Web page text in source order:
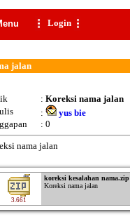
Login
jalan
: Koreksi nama jalan
: yus bie
: 0
nama jalan
3.661
koreksi kesalahan nama.zip
Koreksi nama jalan